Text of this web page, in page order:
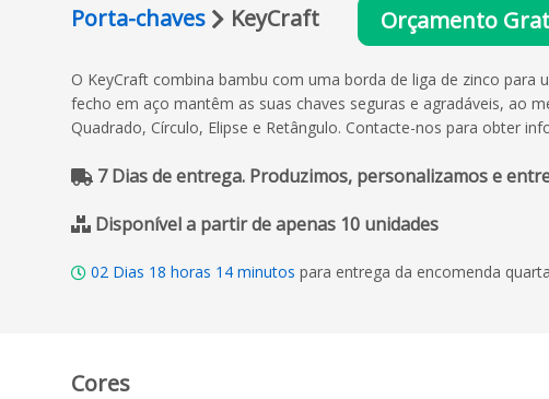
Porta-chaves KeyCraft Orçamento
O KeyCraft combina bambu com uma borda de liga de zinco
fecho em aço mantêm as suas chaves seguras e agradáveis, ao
Quadrado, Círculo, Elipse e Retângulo. Contacte-nos para obter
7 Dias de entrega. Produzimos, personalizamos e
Disponível a partir de apenas 10 unidades
02 Dias 18 horas 14 minutos para entrega da encomenda
Cores